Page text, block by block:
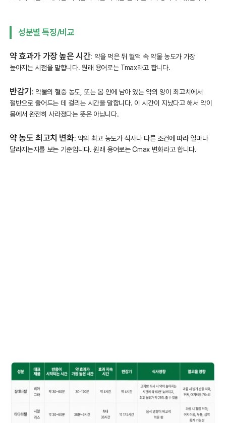
성분별 특징/비교
약 효과가 가장 높은 시간: 약을 먹은 뒤 혈액 속 약물 농도가 가장
높아지는 시점을 말합니다. 원래 용어로는 Tmax라고 합니다.
반감기: 약물의 혈중 농도, 또는 몸 안에 남아 있는 약의 양이 최고치에서
절반으로 줄어드는 데 걸리는 시간을 말합니다. 이 시간이 지났다고 해서 약이
몸에서 완전히 사라졌다는 뜻은 아닙니다.
약 농도 최고치 변화: 약의 최고 농도가 식사나 다른 조건에 따라 얼마나
달라지는지를 보는 기준입니다. 원래 용어로는 Cmax 변화라고 합니다.